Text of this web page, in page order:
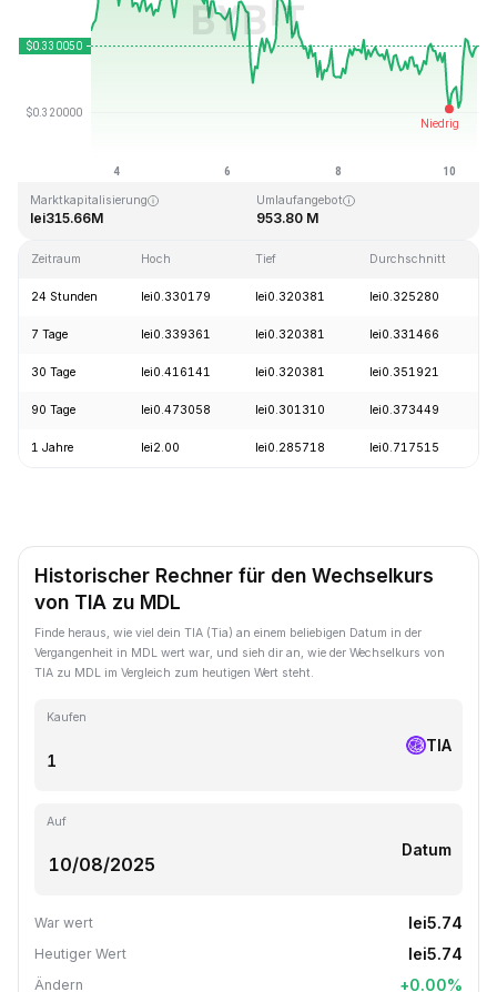
lei0.279235
Marktkapitalisierung
lei315.66M
Umlaufangebot
953.80 M
Zeitraum Hoch Tief Durchschnitt
24 Stunden lei0.330179 lei0.320381 lei0.325280
7 Tage lei0.339361 lei0.320381 lei0.331466
30 Tage lei0.416141 lei0.320381 lei0.351921
90 Tage lei0.473058 lei0.301310 lei0.373449
1 Jahre lei2.00 lei0.285718 lei0.717515
Historischer Rechner für den Wechselkurs
von TIA zu MDL
Finde heraus, wie viel dein TIA (Tia) an einem beliebigen Datum in der
Vergangenheit in MDL wert war, und sieh dir an, wie der Wechselkurs von
TIA zu MDL im Vergleich zum heutigen Wert steht.
Kaufen
TIA
Auf
Datum
War wert lei5.74
Heutiger Wert lei5.74
Ändern +0.00%